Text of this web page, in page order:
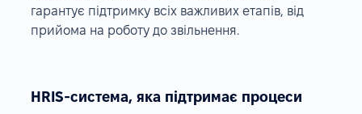
гарантує підтримку всіх важливих етапів, від
прийома на роботу до звільнення.
HRIS-система, яка підтримає процеси